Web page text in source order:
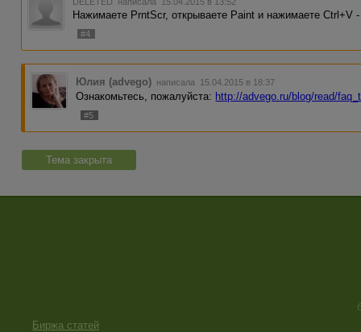
Нажимаете PrntScr, открываете Paint и нажимаете Ctrl+V -
#4
Юлия (advego) написала 15.04.2015 в 18:37
Ознакомьтесь, пожалуйста: http://advego.ru/blog/read/
#5
Тема закрыта
Биржа статей